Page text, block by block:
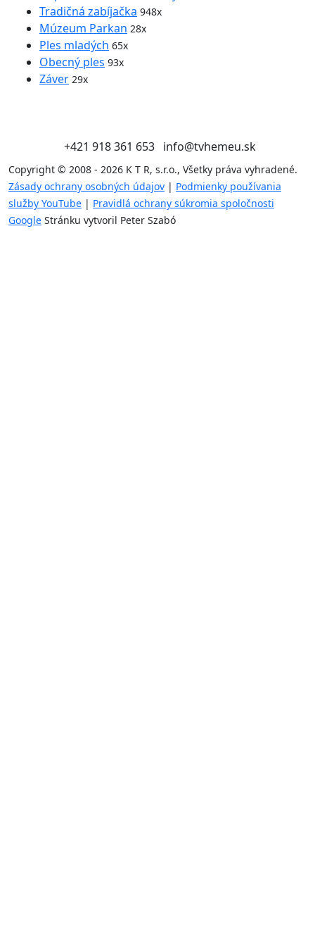
Tradičná zabíjačka 948x
Múzeum Parkan 28x
Ples mladých 65x
Obecný ples 93x
Záver 29x
+421 918 361 653 info@tvhemeu.sk
Copyright © 2008 - 2026 K T R, s.r.o., Všetky práva vyhradené.
Zásady ochrany osobných údajov | Podmienky používania
služby YouTube | Pravidlá ochrany súkromia spoločnosti
Google Stránku vytvoril Peter Szabó